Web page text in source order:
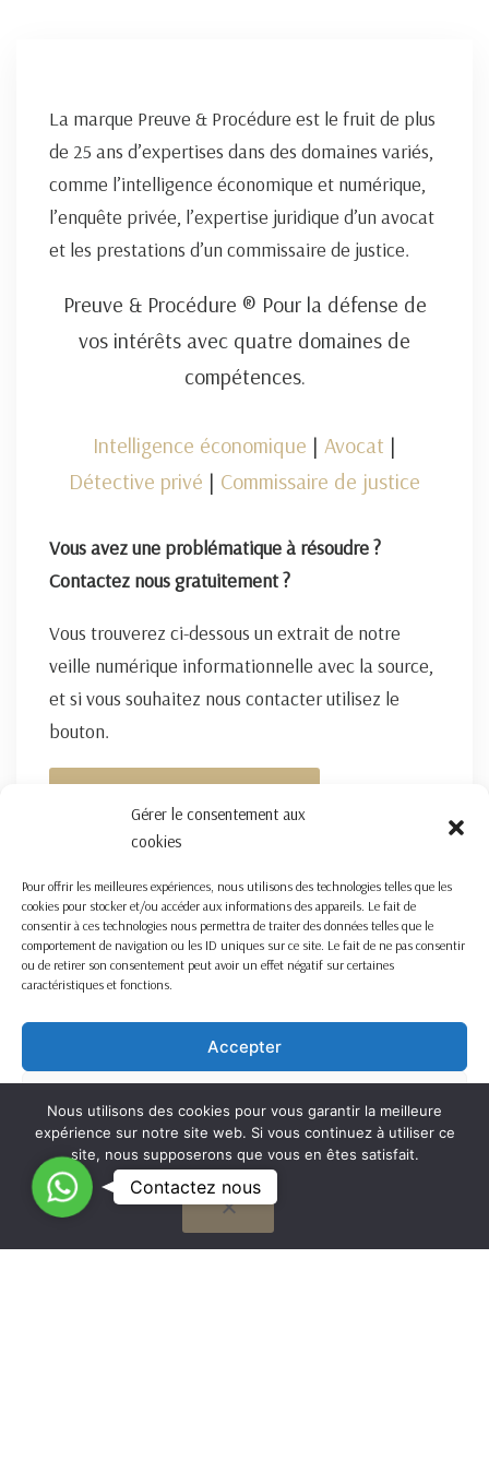
Gérer le consentement aux
cookies
Pour offrir les meilleures expériences, nous utilisons des technologies telles que les
cookies pour stocker et/ou accéder aux informations des appareils. Le fait de
consentir à ces technologies nous permettra de traiter des données telles que le
comportement de navigation ou les ID uniques sur ce site. Le fait de ne pas consentir
ou de retirer son consentement peut avoir un effet négatif sur certaines
caractéristiques et fonctions.
Accepter
Voir les préférences
Cookie Policy
La marque Preuve & Procédure est le fruit de plus
de 25 ans d’expertises dans des domaines variés,
comme l’intelligence économique et numérique,
l’enquête privée, l’expertise juridique d’un avocat
et les prestations d’un commissaire de justice.
Preuve & Procédure ® Pour la défense de
vos intérêts avec quatre domaines de
compétences.
Intelligence économique | Avocat |
Détective privé | Commissaire de justice
Vous avez une problématique à résoudre ?
Contactez nous gratuitement ?
Vous trouverez ci-dessous un extrait de notre
veille numérique informationnelle avec la source,
et si vous souhaitez nous contacter utilisez le
bouton.
Nous utilisons des cookies pour vous garantir la meilleure
expérience sur notre site web. Si vous continuez à utiliser ce
site, nous supposerons que vous en êtes satisfait.
OK
C
o
n
Contactez nous